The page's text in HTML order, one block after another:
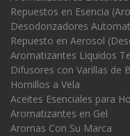
Repuestos en Esencia
Desodorizadores
Repuesto en Aerosol
Aromatizantes Liquidos
Difusores con Varillas de
Hornillos a Vela
Aceites Esenciales para
Aromatizantes en Gel
Aromas Con Su Marca